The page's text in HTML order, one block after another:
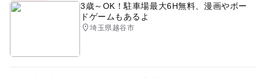
3歳～OK！駐車場最大6H無料、漫画やボー
ドゲームもあるよ
埼玉県越谷市